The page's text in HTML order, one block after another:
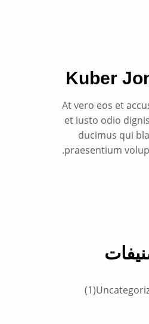
Kuber
At vero eos et
et iusto odio
ducimus qui
praesentium
1